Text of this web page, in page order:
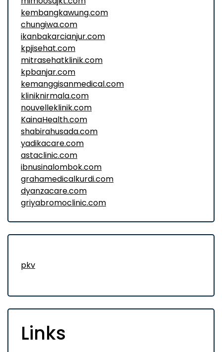
kembangkawung.com
chungiwa.com
ikanbakarcianjur.com
kpjisehat.com
mitrasehatklinik.com
kpbanjar.com
kemanggisanmedical.com
kliniknirmala.com
nouvelleklinik.com
KainaHealth.com
shabirahusada.com
yadikacare.com
astaclinic.com
ibnusinalombok.com
grahamedicalkurdi.com
dyanzacare.com
griyabromoclinic.com
pkv
Links